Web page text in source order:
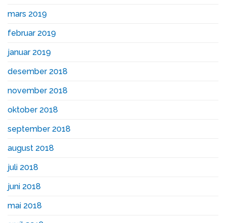
mars 2019
februar 2019
januar 2019
desember 2018
november 2018
oktober 2018
september 2018
august 2018
juli 2018
juni 2018
mai 2018